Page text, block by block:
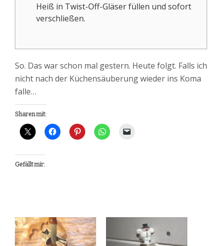
Heiß in Twist-Off-Gläser füllen und sofort
verschließen.
So. Das war schon mal gestern. Heute folgt. Falls ich
nicht nach der Küchensäuberung wieder ins Koma
falle…
Sharen mit:
Gefällt mir: